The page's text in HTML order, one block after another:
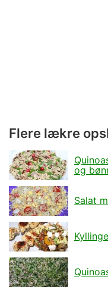
Flere lækre
og
Salat